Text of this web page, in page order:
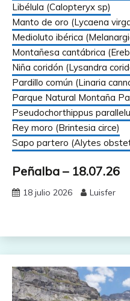
Libélula (Calopteryx sp)
Manto de oro (Lycaena
Medioluto ibérica
Montañesa cantábrica
Niña coridón (Lysandra
Pardillo común (Linaria
Parque Natural Montaña
Pseudochorthippus
Rey moro (Brintesia circe)
Sapo partero (Alytes
Peñalba – 18.07.26
18 julio 2026 Luisfer